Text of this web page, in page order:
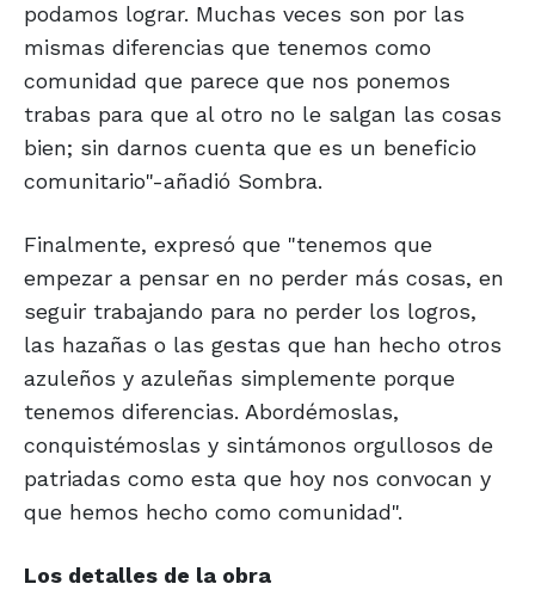
podamos lograr. Muchas veces son por las
mismas diferencias que tenemos como
comunidad que parece que nos ponemos
trabas para que al otro no le salgan las cosas
bien; sin darnos cuenta que es un beneficio
comunitario"-añadió Sombra.
Finalmente, expresó que "tenemos que
empezar a pensar en no perder más cosas, en
seguir trabajando para no perder los logros,
las hazañas o las gestas que han hecho otros
azuleños y azuleñas simplemente porque
tenemos diferencias. Abordémoslas,
conquistémoslas y sintámonos orgullosos de
patriadas como esta que hoy nos convocan y
que hemos hecho como comunidad".
Los detalles de la obra